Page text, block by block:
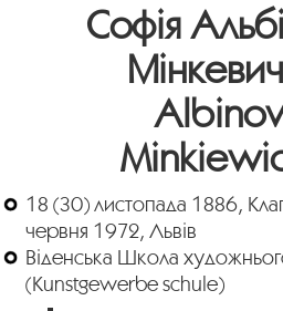
Софія
18 (30) листопада 1886,
червня 1972, Львів
Віденська Школа
(Kunstgewerbe schule)